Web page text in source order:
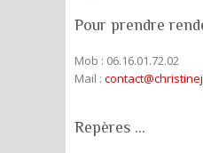
Pour prendre
Mob : 06.16.01.72.02
Mail :
Repères …